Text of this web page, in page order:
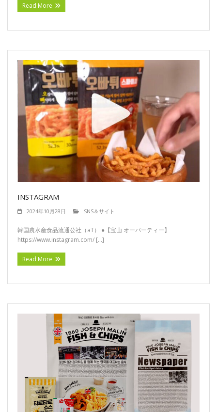
Read More
INSTAGRAM
2024年10月28日 SNS＆サイト
韓国農水産食品流通公社（aT） ●【宝山 オーパーティー】
https://www.instagram.com/ […]
Read More